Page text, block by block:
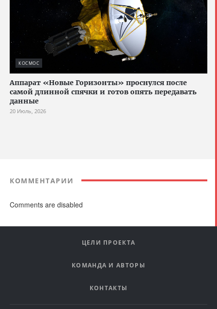
КОСМОС
Аппарат «Новые Горизонты» проснулся после
самой длинной спячки и готов опять передавать
данные
20 Июль, 2026
КОММЕНТАРИИ
Comments are disabled
ЦЕЛИ ПРОЕКТА
КОМАНДА И АВТОРЫ
КОНТАКТЫ